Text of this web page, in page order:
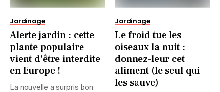
Jardinage
Alerte jardin : cette
plante populaire
vient d’être interdite
en Europe !
La nouvelle a surpris bon
Jardinage
Le froid tue les
oiseaux la nuit :
donnez-leur cet
aliment (le seul qui
les sauve)